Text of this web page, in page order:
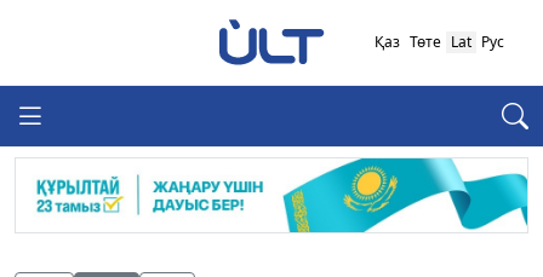
Қаз Төте Lat Рус